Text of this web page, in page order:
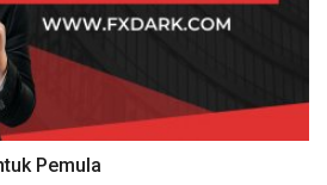
Pemula